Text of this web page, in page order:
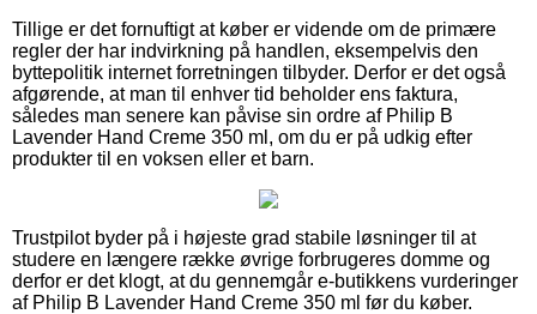
Tillige er det fornuftigt at køber er vidende om de primære
regler der har indvirkning på handlen, eksempelvis den
byttepolitik internet forretningen tilbyder. Derfor er det også
afgørende, at man til enhver tid beholder ens faktura,
således man senere kan påvise sin ordre af Philip B
Lavender Hand Creme 350 ml, om du er på udkig efter
produkter til en voksen eller et barn.
Trustpilot byder på i højeste grad stabile løsninger til at
studere en længere række øvrige forbrugeres domme og
derfor er det klogt, at du gennemgår e-butikkens vurderinger
af Philip B Lavender Hand Creme 350 ml før du køber.